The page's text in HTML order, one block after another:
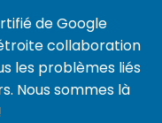
de Google
collaboration
les problèmes liés
Nous sommes là